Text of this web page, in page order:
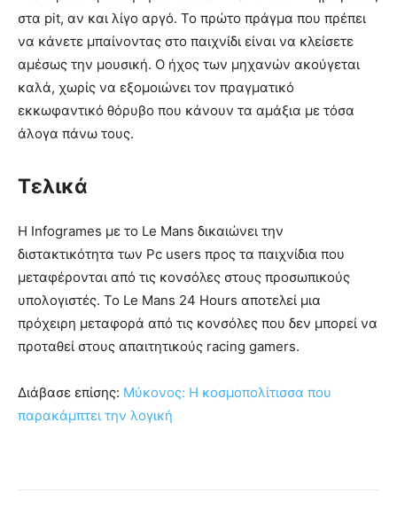
στα pit, αν και λίγο αργό. Το πρώτο πράγμα που πρέπει
να κάνετε μπαίνοντας στο παιχνίδι είναι να κλείσετε
αμέσως την μουσική. Ο ήχος των μηχανών ακούγεται
καλά, χωρίς να εξομοιώνει τον πραγματικό
εκκωφαντικό θόρυβο που κάνουν τα αμάξια με τόσα
άλογα πάνω τους.
Τελικά
Η Infogrames με το Le Mans δικαιώνει την
διστακτικότητα των Pc users προς τα παιχνίδια που
μεταφέρονται από τις κονσόλες στους προσωπικούς
υπολογιστές. Το Le Mans 24 Hours αποτελεί μια
πρόχειρη μεταφορά από τις κονσόλες που δεν μπορεί να
προταθεί στους απαιτητικούς racing gamers.
Διάβασε επίσης: Μύκονος: Η κοσμοπολίτισσα που
παρακάμπτει την λογική